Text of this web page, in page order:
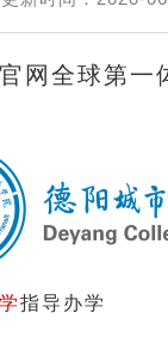
网全球第
指导办学